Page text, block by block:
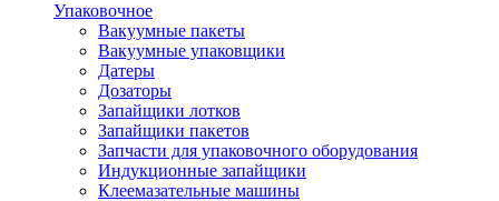
Упаковочное
Вакуумные пакеты
Вакуумные упаковщики
Датеры
Дозаторы
Запайщики лотков
Запайщики пакетов
Запчасти для упаковочного оборудования
Индукционные запайщики
Клеемазательные машины